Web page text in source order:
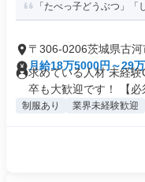
「たべっ子どうぶつ」「
〒306-0206茨城県古河
月給18万5000円～29
求めている人材 未経
卒も大歓迎です！ 【必
制服あり 業界未経験歓迎